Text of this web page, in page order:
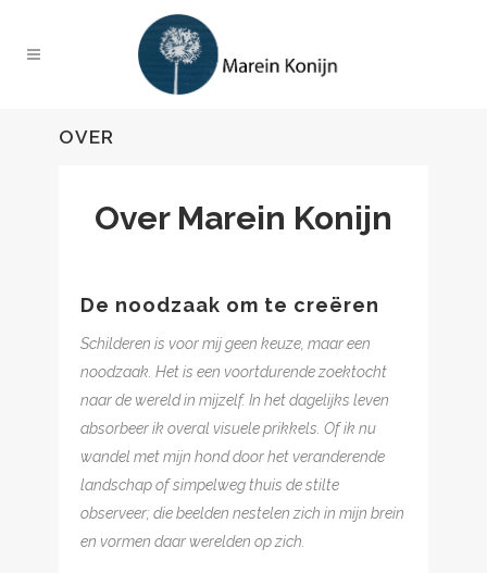
OVER
Over Marein Konijn
De noodzaak om te creëren
Schilderen is voor mij geen keuze, maar een
noodzaak. Het is een voortdurende zoektocht
naar de wereld in mijzelf. In het dagelijks leven
absorbeer ik overal visuele prikkels. Of ik nu
wandel met mijn hond door het veranderende
landschap of simpelweg thuis de stilte
observeer; die beelden nestelen zich in mijn brein
en vormen daar werelden op zich.